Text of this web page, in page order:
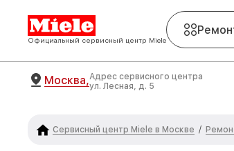
Официальный сервисный центр Miele
Москва,Адрес сервисного центра
ул. Лесная, д. 5
Сервисный центр Miele в Москве /